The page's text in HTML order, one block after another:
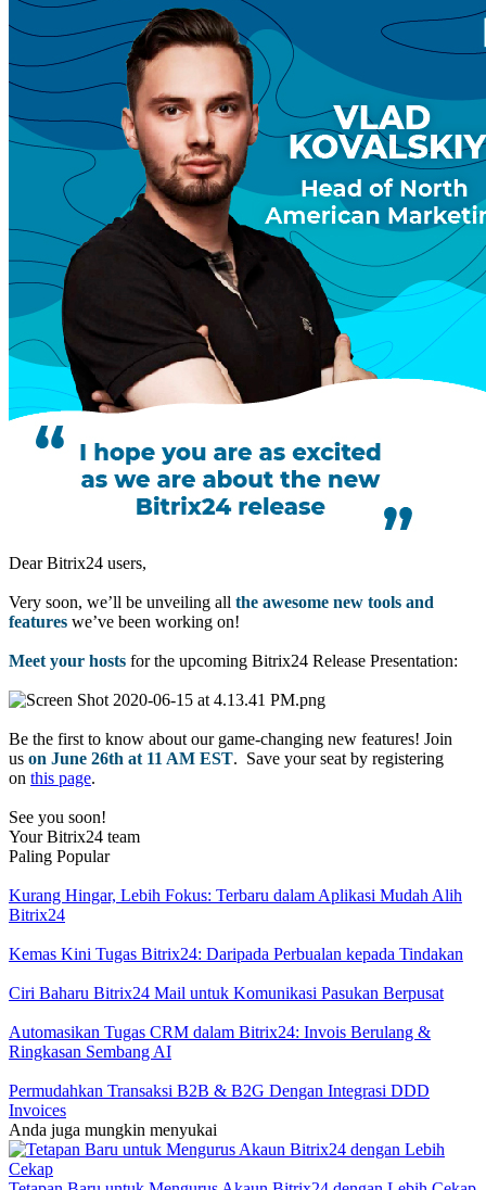
Dear Bitrix24 users,
Very soon, we’ll be unveiling all the awesome new tools and
features we’ve been working on!
Meet your hosts for the upcoming Bitrix24 Release Presentation:
Be the first to know about our game-changing new features! Join
us on June 26th at 11 AM EST. Save your seat by registering
on this page.
See you soon!
Your Bitrix24 team
Paling Popular
Kurang Hingar, Lebih Fokus: Terbaru dalam Aplikasi Mudah Alih
Bitrix24
Kemas Kini Tugas Bitrix24: Daripada Perbualan kepada Tindakan
Ciri Baharu Bitrix24 Mail untuk Komunikasi Pasukan Berpusat
Automasikan Tugas CRM dalam Bitrix24: Invois Berulang &
Ringkasan Sembang AI
Permudahkan Transaksi B2B & B2G Dengan Integrasi DDD
Invoices
Anda juga mungkin menyukai